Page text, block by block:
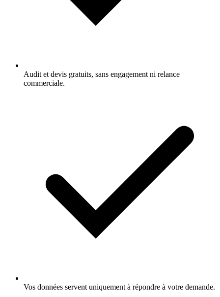
Audit et devis gratuits, sans engagement ni relance
commerciale.
Vos données servent uniquement à répondre à votre demande.